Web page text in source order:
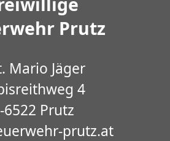
Prutz
Mario Jäger
4
6522 Prutz
prutz.at